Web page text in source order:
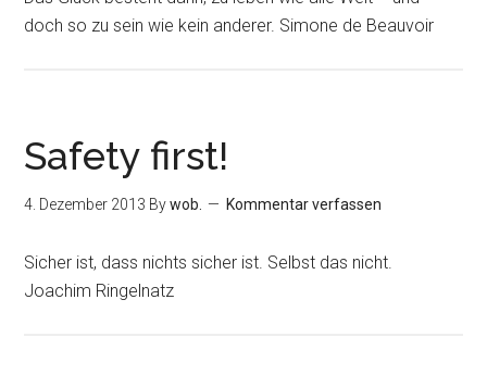
doch so zu sein wie kein anderer. Simone de Beauvoir
Safety first!
4. Dezember 2013 Bywob. Kommentar verfassen
Sicher ist, dass nichts sicher ist. Selbst das nicht.
Joachim Ringelnatz